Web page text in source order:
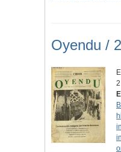
Oyendu / 2
2